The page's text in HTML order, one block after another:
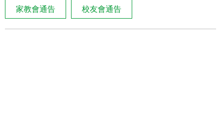
家教會通告 校友會通告